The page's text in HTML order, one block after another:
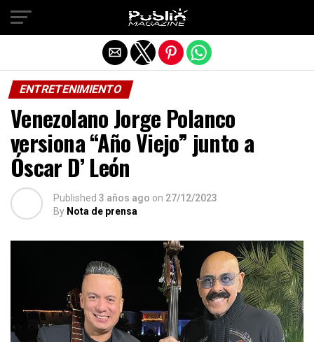
ENTRETENIMIENTO
Venezolano Jorge Polanco
versiona “Año Viejo” junto a
Óscar D’ León
Published 3 años ago on 27/12/2023
By Nota de prensa
Salir de la versión móvil